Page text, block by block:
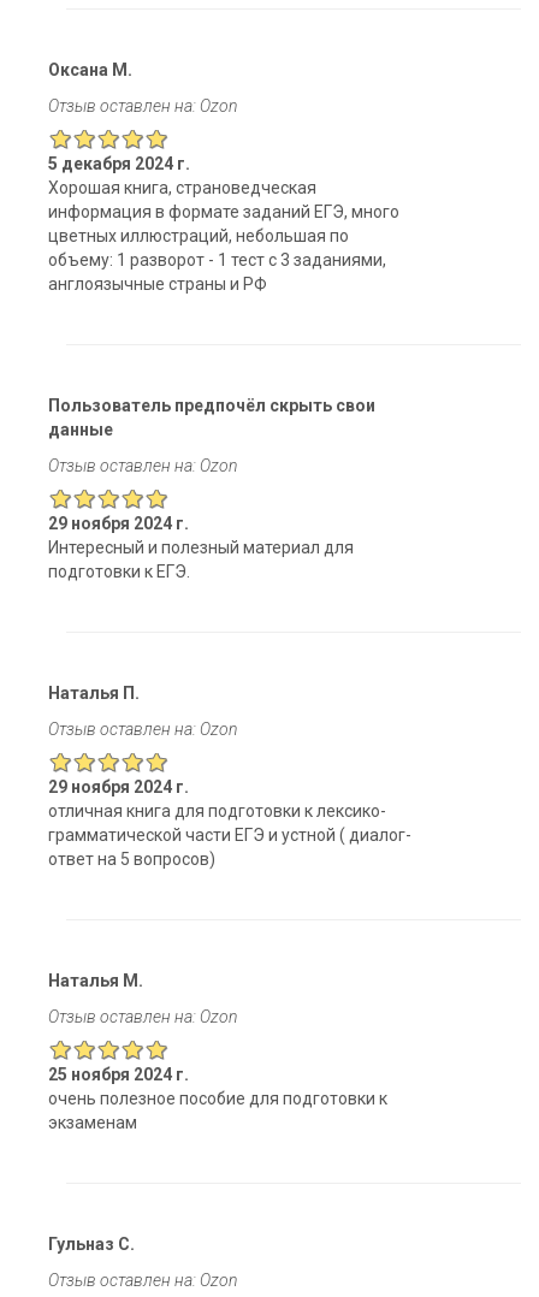
Оксана М.
Отзыв оставлен на: Ozon
5 декабря 2024 г.
Хорошая книга, страноведческая
информация в формате заданий ЕГЭ, много
цветных иллюстраций, небольшая по
объему: 1 разворот - 1 тест с 3 заданиями,
англоязычные страны и РФ
Пользователь предпочёл скрыть свои
данные
Отзыв оставлен на: Ozon
29 ноября 2024 г.
Интересный и полезный материал для
подготовки к ЕГЭ.
Наталья П.
Отзыв оставлен на: Ozon
29 ноября 2024 г.
отличная книга для подготовки к лексико-
грамматической части ЕГЭ и устной ( диалог-
ответ на 5 вопросов)
Наталья М.
Отзыв оставлен на: Ozon
25 ноября 2024 г.
очень полезное пособие для подготовки к
экзаменам
Гульназ С.
Отзыв оставлен на: Ozon